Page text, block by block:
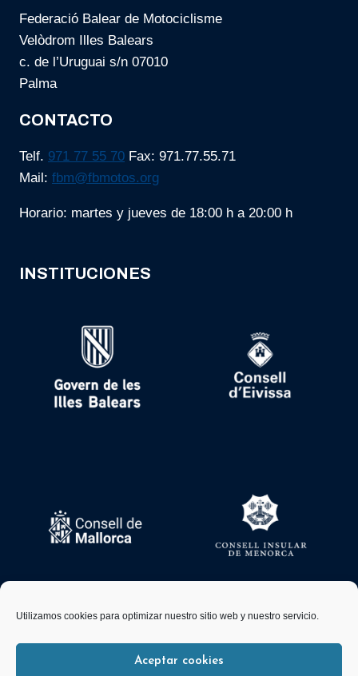
Utilizamos cookies para optimizar nuestro sitio web y nuestro servicio.
Aceptar cookies
Federació Balear de Motociclisme
Velòdrom Illes Balears
c. de l’Uruguai s/n 07010
Palma
CONTACTO
Telf. 971 77 55 70 Fax: 971.77.55.71
Mail: fbm@fbmotos.org
Horario: martes y jueves de 18:00 h a 20:00 h
INSTITUCIONES